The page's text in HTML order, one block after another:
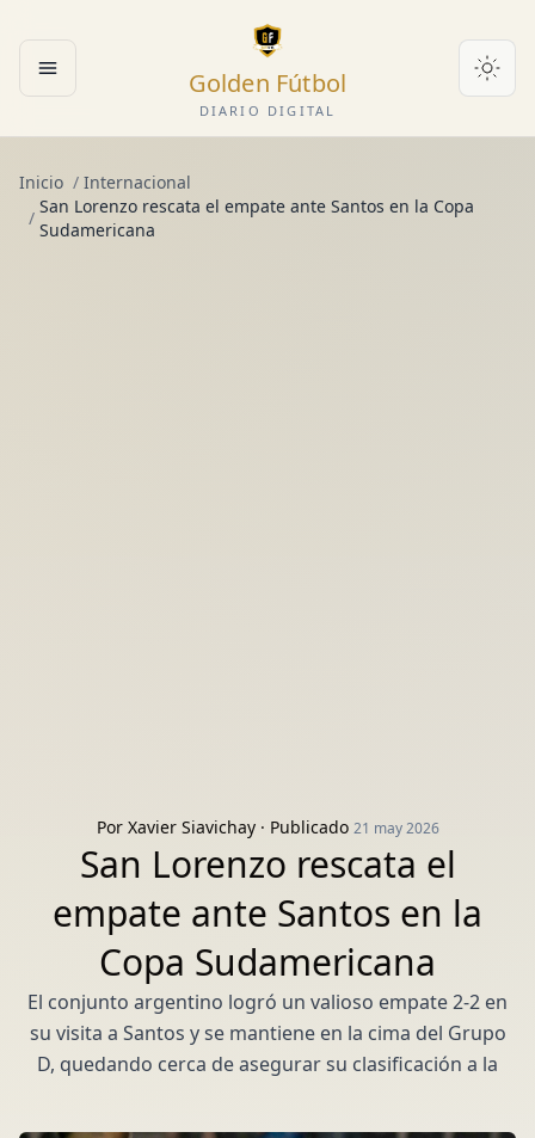
Abrir menú Golden Fútbol
DIARIO DIGITAL
Inicio / Internacional
/
San Lorenzo rescata el empate ante Santos en la Copa
Sudamericana
Por Xavier Siavichay· Publicado 21 may 2026
San Lorenzo rescata el
empate ante Santos en la
Copa Sudamericana
El conjunto argentino logró un valioso empate 2-2 en
su visita a Santos y se mantiene en la cima del Grupo
D, quedando cerca de asegurar su clasificación a la